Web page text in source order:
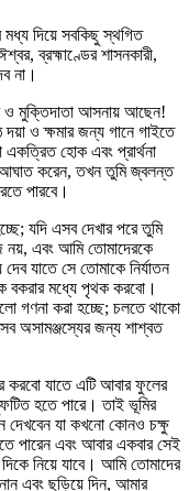
মধ্য দিয়ে সবকিছু স্থগিত
ব্রহ্মাণ্ডের শাসনকারী,
না।
ও মুক্তিদাতা আসনায় আছেন!
দয়া ও ক্ষমার জন্য গানে গাইতে
একত্রিত হোক এবং প্রার্থনা
আঘাত করেন, তখন তুমি জ্বলন্ত
পারবে।
যদি এসব দেখার পরে তুমি
নয়, এবং আমি তোমাদেরকে
দেব যাতে সে তোমাকে নির্যাতন
বকরার মধ্যে পৃথক করবো।
গণনা করা হচ্ছে; চলতে থাকো
অসামঞ্জস্যের জন্য শাশ্বত
করবো যাতে এটি আবার ফুলের
হতে পারে। তাই ভূমির
দেখবেন যা কখনো কোনও চক্ষু
পারেন এবং আবার একবার সেই
নিয়ে যাবে। আমি তোমাদের
এবং ছড়িয়ে দিন, আমার